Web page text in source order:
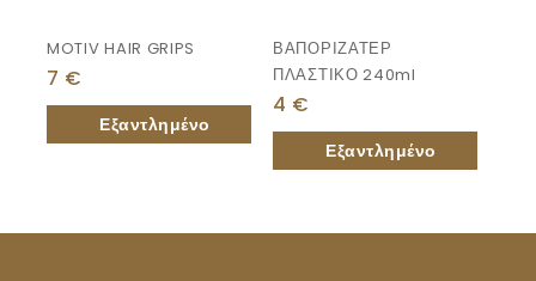
MOTIV HAIR GRIPS
7 €
ΒΑΠΟΡΙΖΑΤΕΡ
ΠΛΑΣΤΙΚΟ 240ml
4 €